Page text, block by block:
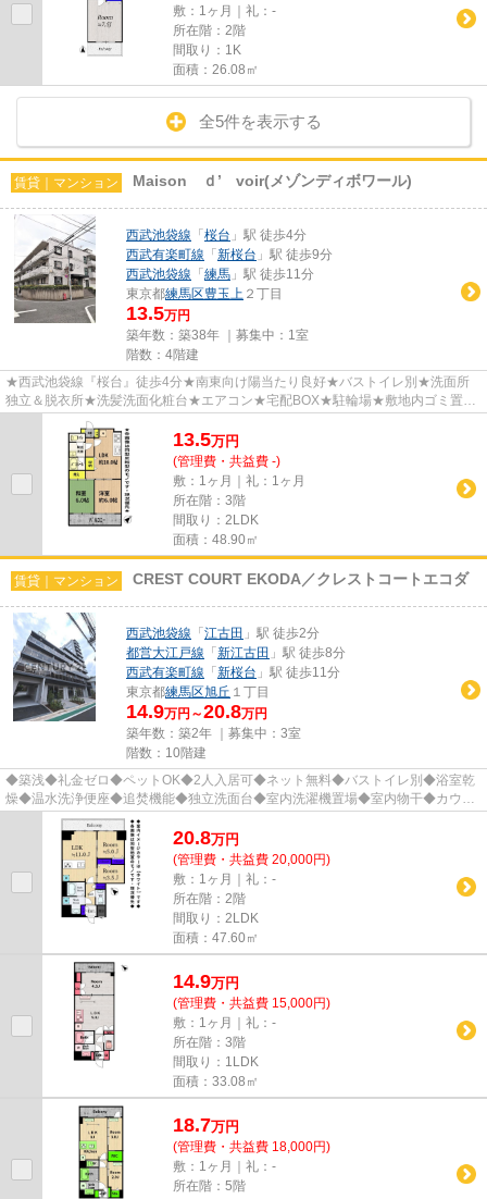
敷：1ヶ月｜礼：-
所在階：2階
間取り：1K
面積：26.08㎡
全5件を表示する
賃貸｜マンション Maison ｄ’ voir(メゾンディボワール)
西武池袋線 「 桜台 」駅 徒歩4分
西武有楽町線 「 新桜台 」駅 徒歩9分
西武池袋線 「 練馬 」駅 徒歩11分
東京都練馬区豊玉上 ２丁目
13.5万円
築年数：築38年 ｜募集中： 1室
階数：4階建
★西武池袋線『桜台』徒歩4分★南東向け陽当たり良好★バストイレ別★洗面所
独立＆脱衣所★洗髪洗面化粧台★エアコン★宅配BOX★駐輪場★敷地内ゴミ置場
あり★エレベーター 他 ※※遠方にお住まい...
13.5万円
(管理費・共益費 -)
敷：1ヶ月｜礼：1ヶ月
所在階：3階
間取り：2LDK
面積：48.90㎡
賃貸｜マンション CREST COURT EKODA／クレストコートエコダ
西武池袋線 「 江古田 」駅 徒歩2分
都営大江戸線 「 新江古田 」駅 徒歩8分
西武有楽町線 「 新桜台 」駅 徒歩11分
東京都練馬区旭丘 １丁目
14.9万円～20.8万円
築年数：築2年 ｜募集中： 3室
階数：10階建
◆築浅◆礼金ゼロ◆ペットOK◆2人入居可◆ネット無料◆バストイレ別◆浴室乾
燥◆温水洗浄便座◆追焚機能◆独立洗面台◆室内洗濯機置場◆室内物干◆カウン
ターキッチン◆3口コンロシステムキッチン◆オ...
20.8万円
(管理費・共益費 20,000円)
敷：1ヶ月｜礼：-
所在階：2階
間取り：2LDK
面積：47.60㎡
14.9万円
(管理費・共益費 15,000円)
敷：1ヶ月｜礼：-
所在階：3階
間取り：1LDK
面積：33.08㎡
18.7万円
(管理費・共益費 18,000円)
敷：1ヶ月｜礼：-
所在階：5階